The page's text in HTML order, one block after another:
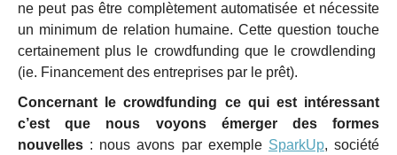
ne peut pas être complètement automatisée et nécessite
un minimum de relation humaine. Cette question touche
certainement plus le crowdfunding que le crowdlending
(ie. Financement des entreprises par le prêt).
Concernant le crowdfunding ce qui est intéressant
c’est que nous voyons émerger des formes
nouvelles : nous avons par exemple SparkUp, société